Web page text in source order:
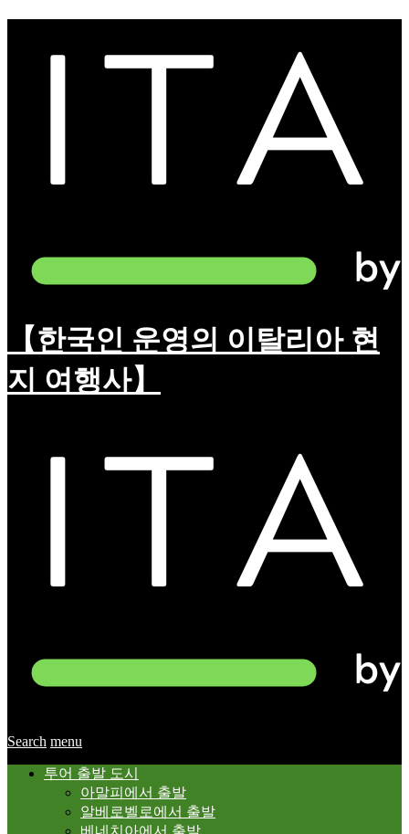
【한국인 운영의 이탈리아 현
지 여행사】
Search menu
투어 출발 도시
아말피에서 출발
알베로벨로에서 출발
베네치아에서 출발